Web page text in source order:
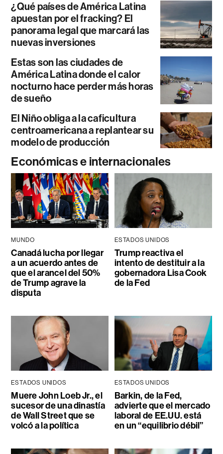
¿Qué países de América Latina
apuestan por el fracking? El
panorama legal que marcará las
nuevas inversiones
Estas son las ciudades de
América Latina donde el calor
nocturno hace perder más horas
de sueño
El Niño obliga a la caficultura
centroamericana a replantear su
modelo de producción
Económicas e internacionales
MUNDO
Canadá lucha por llegar
a un acuerdo antes de
que el arancel del 50%
de Trump agrave la
disputa
ESTADOS UNIDOS
Trump reactiva el
intento de destituir a la
gobernadora Lisa Cook
de la Fed
ESTADOS UNIDOS
Muere John Loeb Jr., el
sucesor de una dinastía
de Wall Street que se
volcó a la política
ESTADOS UNIDOS
Barkin, de la Fed,
advierte que el mercado
laboral de EE.UU. está
en un “equilibrio débil”